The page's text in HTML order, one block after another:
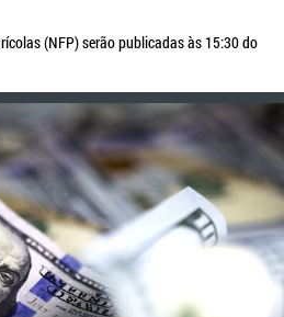
(NFP) serão publicadas às 15:30 do